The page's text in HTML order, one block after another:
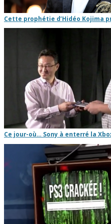
Cette prophétie d’Hidéo Kojima
Ce jour-où… Sony à enterré la